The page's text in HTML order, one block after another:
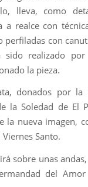
lleva, como
a realce con
perfiladas con
sido realizado por
la pieza.
donados por la
la Soledad de El
la nueva imagen,
Santo.
sobre unas
del